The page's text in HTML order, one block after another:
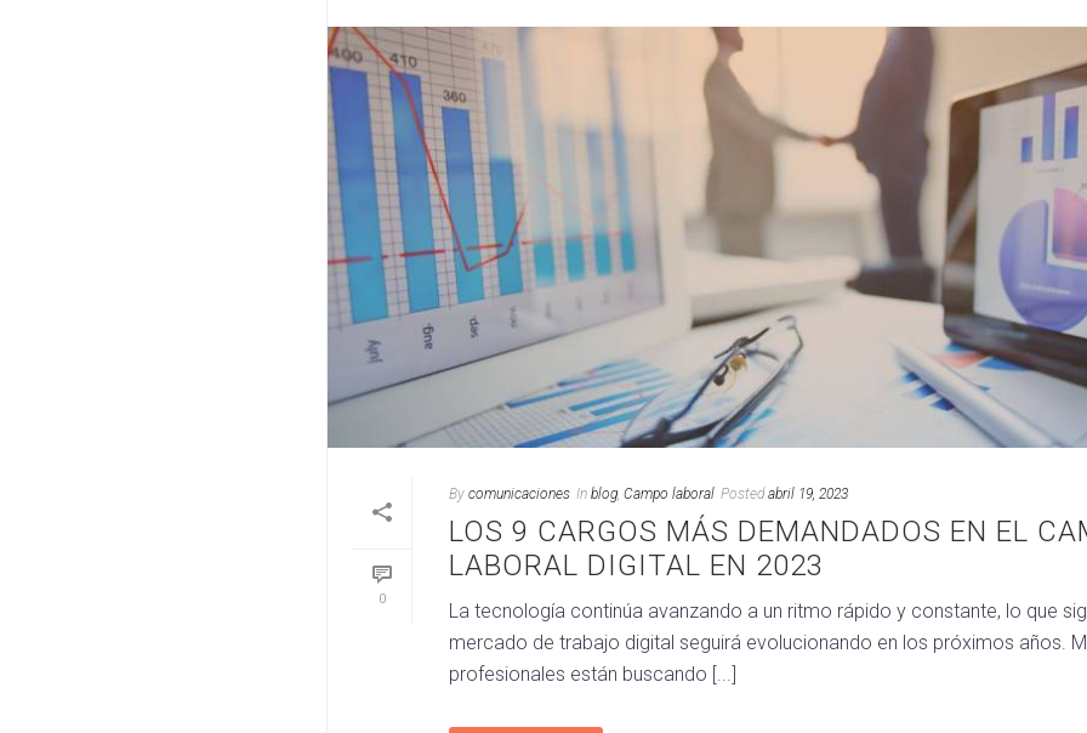
0
By comunicaciones In blog, Campo laboral Posted abril 19, 2023
LOS 9 CARGOS MÁS DEMANDADOS EN EL
LABORAL DIGITAL EN 2023
La tecnología continúa avanzando a un ritmo rápido y constante, lo que
mercado de trabajo digital seguirá evolucionando en los próximos años.
profesionales están buscando [...]